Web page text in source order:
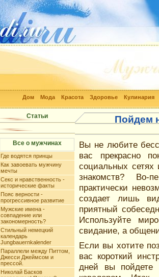
Дом Мода Красота Здоровье Кулинария
Статьи Пойдем
Все о мужчинах
Где водятся принцы
Как завоевать мужчину
мечты
Секс и нравственность -
исторические факты
Пояс верности -
прогрессивное развитие
Мужские имена -
совпадение или
закономерность?
Стильный немецкий
календарь
Jungbauernkalender
Параллели между Питтом,
Джесси Джеймсом и
прессой.
Николай Басков
Вы не любите
вас прекрасно
социальных
знакомств? Во-
практически
создает лишь
приятный
Используйте
свидание, а
Если вы хотите
вас короткий
дней вы пойдете